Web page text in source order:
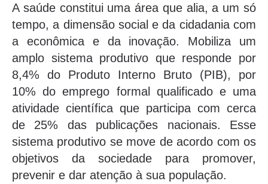
A saúde constitui uma área que alia, a um só
tempo, a dimensão social e da cidadania com
a econômica e da inovação. Mobiliza um
amplo sistema produtivo que responde por
8,4% do Produto Interno Bruto (PIB), por
10% do emprego formal qualificado e uma
atividade científica que participa com cerca
de 25% das publicações nacionais. Esse
sistema produtivo se move de acordo com os
objetivos da sociedade para promover,
prevenir e dar atenção à sua população.